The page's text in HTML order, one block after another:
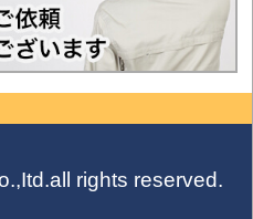
rights reserved.